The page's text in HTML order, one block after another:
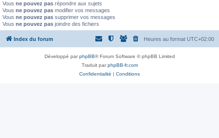
Vous ne pouvez pas répondre aux sujets
Vous ne pouvez pas modifier vos messages
Vous ne pouvez pas supprimer vos messages
Vous ne pouvez pas joindre des fichiers
Index du forum Heures au format UTC+02:00
Développé parphpBB® Forum Software © phpBB Limited
Traduit parphpBB-fr.com
Confidentialité | Conditions